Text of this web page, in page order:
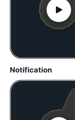
Notification